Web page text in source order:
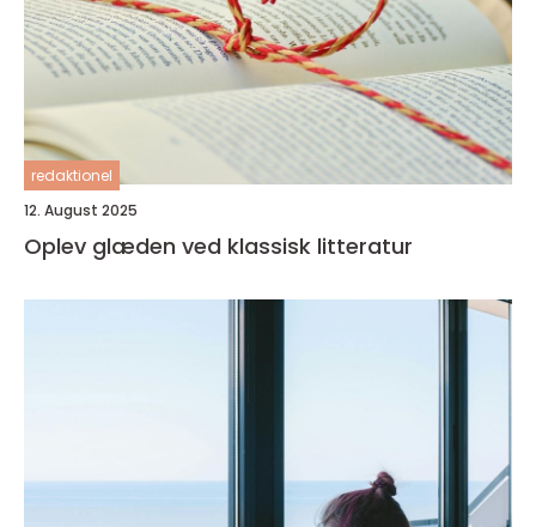
redaktionel
12. August 2025
Oplev glæden ved klassisk litteratur